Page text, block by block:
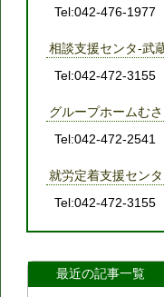
Tel:042-476-1977
相談支援センタ-武
Tel:042-472-3155
グループホームむ
Tel:042-472-2541
就労定着支援セン
Tel:042-472-3155
最近の記事一覧